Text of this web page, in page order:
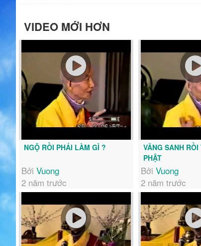
VIDEO MỚI HƠN
NGỘ RỒI PHẢI LÀM GÌ ?
Bởi Vuong
2 năm trước
VÃNG SANH
PHẬT
Bởi Vuong
2 năm trước